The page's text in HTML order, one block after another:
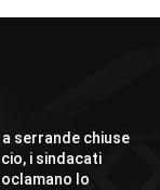
serrande chiuse
i sindacati
lo